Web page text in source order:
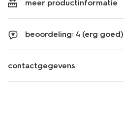
meer productinformatie
beoordeling: 4 (erg goed)
contactgegevens